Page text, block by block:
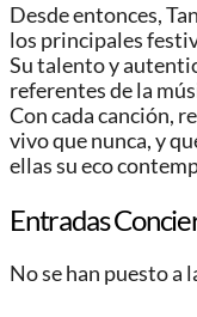
Desde entonces,
los principales
Su talento y
referentes de la
Con cada canción,
vivo que nunca, y
ellas su eco
Entradas
No se han puesto a